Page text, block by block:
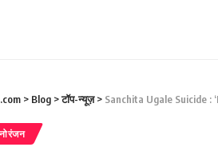
> Blog >टॉप-न्यूज़> Sanchita Ugale Suicide :